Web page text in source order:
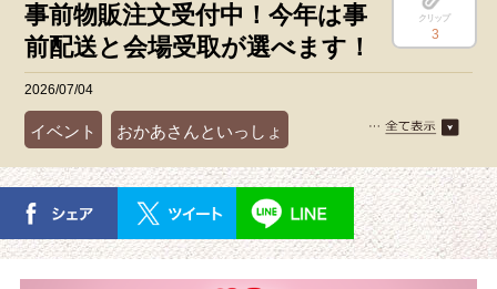
事前物販注文受付中！今年は事
前配送と会場受取が選べます！
クリップ
3
2026/07/04
イベント おかあさんといっしょ
お知らせ 商品情報